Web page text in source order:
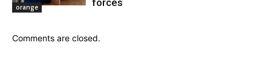
orange
Comments are closed.